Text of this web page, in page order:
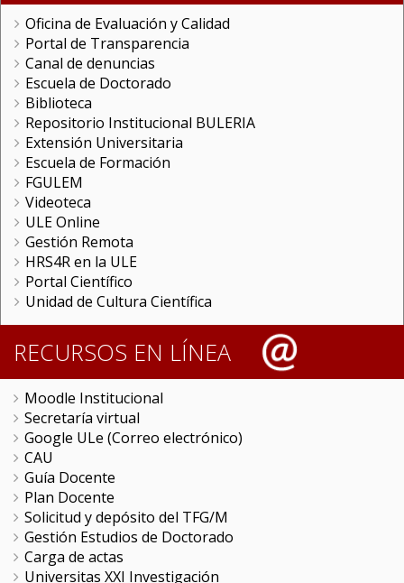
Oficina de Evaluación y Calidad
Portal de Transparencia
Canal de denuncias
Escuela de Doctorado
Biblioteca
Repositorio Institucional BULERIA
Extensión Universitaria
Escuela de Formación
FGULEM
Videoteca
ULE Online
Gestión Remota
HRS4R en la ULE
Portal Científico
Unidad de Cultura Científica
RECURSOS EN LÍNEA
Moodle Institucional
Secretaría virtual
Google ULe (Correo electrónico)
CAU
Guía Docente
Plan Docente
Solicitud y depósito del TFG/M
Gestión Estudios de Doctorado
Carga de actas
Universitas XXI Investigación